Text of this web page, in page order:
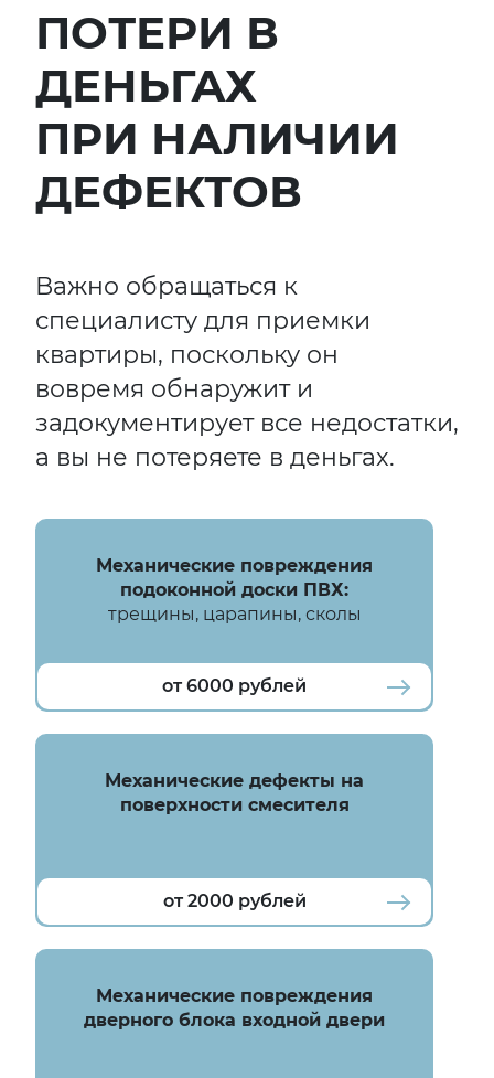
ПОТЕРИ В
ДЕНЬГАХ
ПРИ НАЛИЧИИ
ДЕФЕКТОВ
Важно обращаться к
специалисту для приемки
квартиры, поскольку он
вовремя обнаружит и
задокументирует все недостатки,
а вы не потеряете в деньгах.
Механические повреждения
подоконной доски ПВХ:
трещины, царапины, сколы
от 6000 рублей
Портят внешний вид,
особенно при
Механические дефекты на
поверхности смесителя
от 2000 рублей
Эстетический
Механические повреждения
дверного блока входной двери
Эстетический